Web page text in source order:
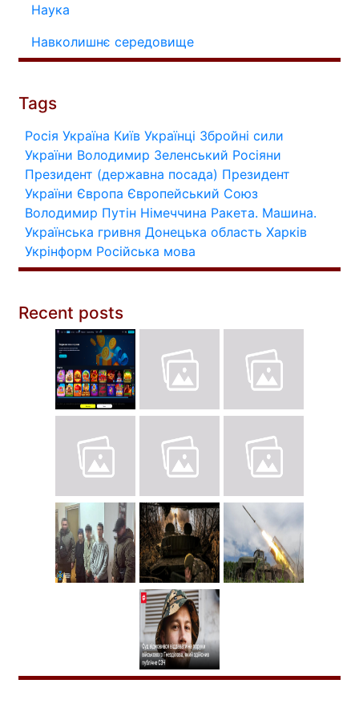
Наука
Навколишнє середовище
Tags
Росія Україна Київ Українці Збройні сили
України Володимир Зеленський Росіяни
Президент (державна посада) Президент
України Європа Європейський Союз
Володимир Путін Німеччина Ракета. Машина.
Українська гривня Донецька область Харків
Укрінформ Російська мова
Recent posts